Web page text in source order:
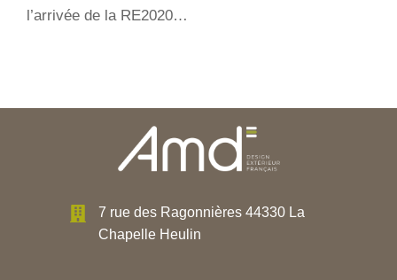
l’arrivée de la RE2020…
7 rue des Ragonnières 44330 La
Chapelle Heulin